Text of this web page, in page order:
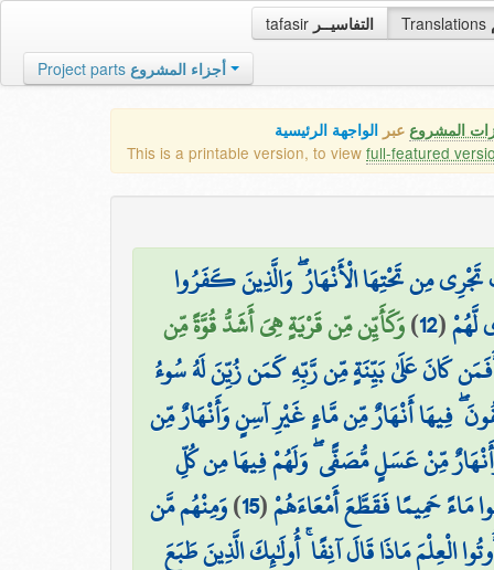
tafasir التفاسيــر Translations
Project parts أجزاء المشروع
المشروع عبر الواجهة الرئيسية
This is a printable version, to view full-featured
مِن تَحْتِهَا الْأَنْهَارُ ۖ وَالَّذِينَ كَفَرُوا
لَّهُمْ(
12
)وَكَأَيِّن مِّن قَرْيَةٍ هِيَ أَشَدُّ قُوَّةً مِّن
كَانَ عَلَىٰ بَيِّنَةٍ مِّن رَّبِّهِ كَمَن زُيِّنَ لَهُ سُوءُ
فِيهَا أَنْهَارٌ مِّن مَّاءٍ غَيْرِ آسِنٍ وَأَنْهَارٌ مِّن
مِّنْ عَسَلٍ مُّصَفًّى ۖ وَلَهُمْ فِيهَا مِن كُلِّ
مَاءً حَمِيمًا فَقَطَّعَ أَمْعَاءَهُمْ(
15
)وَمِنْهُم مَّن
الْعِلْمَ مَاذَا قَالَ آنِفًا ۚ أُولَٰئِكَ الَّذِينَ طَبَعَ